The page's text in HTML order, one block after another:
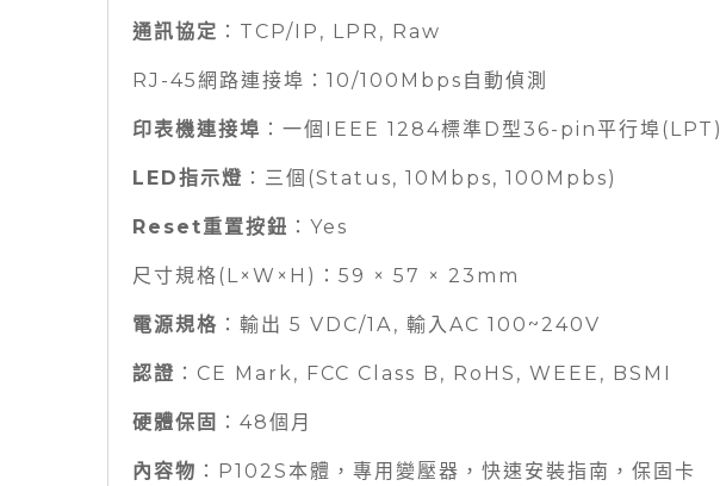
通訊協定 ：TCP/IP, LPR, Raw
RJ-45網路連接埠：10/100Mbps自動偵測
印表機連接埠 ：一個IEEE 1284標準D型36-pin平行埠(LPT)
LED指示燈 ：三個(Status, 10Mbps, 100Mpbs)
Reset重置按鈕 ：Yes
尺寸規格(L×W×H)：59 × 57 × 23mm
電源規格 ：輸出 5 VDC/1A, 輸入AC 100~240V
認證 ：CE Mark, FCC Class B, RoHS, WEEE, BSMI
硬體保固 ：48個月
內容物 ：P102S本體，專用變壓器，快速安裝指南，保固卡